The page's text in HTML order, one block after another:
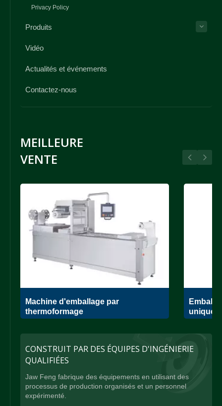
Privacy Policy
Produits
Vidéo
Actualités et événements
Contactez-nous
MEILLEURE
VENTE
Machine d'emballage par
thermoformage
unique.
CONSTRUIT PAR DES ÉQUIPES D'INGÉNIERIE
QUALIFIÉES
Jaw Feng fabrique des équipements en utilisant des
processus de production organisés et un personnel
expérimenté.